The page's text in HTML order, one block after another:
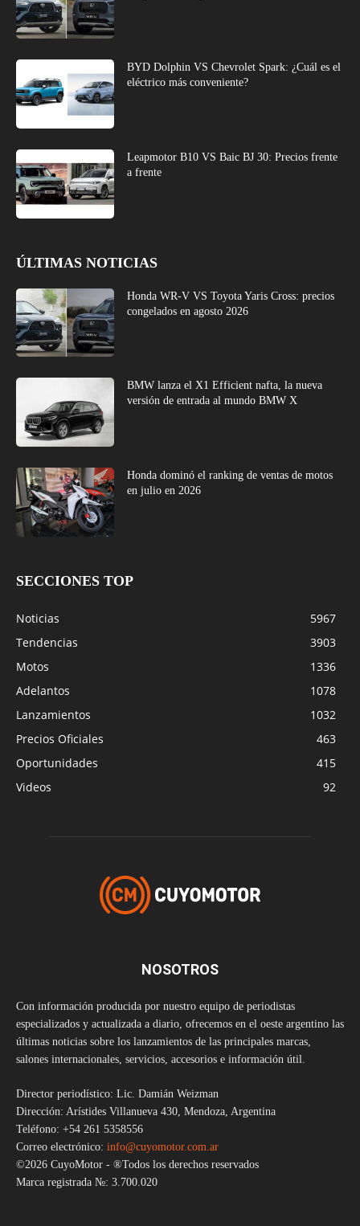
BYD Dolphin VS Chevrolet Spark: ¿Cuál es el
eléctrico más conveniente?
Leapmotor B10 VS Baic BJ 30: Precios frente
a frente
ÚLTIMAS NOTICIAS
Honda WR-V VS Toyota Yaris Cross: precios
congelados en agosto 2026
BMW lanza el X1 Efficient nafta, la nueva
versión de entrada al mundo BMW X
Honda dominó el ranking de ventas de motos
en julio en 2026
SECCIONES TOP
Noticias
5967
Tendencias
3903
Motos
1336
Adelantos
1078
Lanzamientos
1032
Precios Oficiales
463
Oportunidades
415
Videos
92
NOSOTROS
Con información producida por nuestro equipo de periodistas
especializados y actualizada a diario, ofrecemos en el oeste argentino las
últimas noticias sobre los lanzamientos de las principales marcas,
salones internacionales, servicios, accesorios e información útil.
Director periodístico: Lic. Damián Weizman
Dirección: Arístides Villanueva 430, Mendoza, Argentina
Teléfono: +54 261 5358556
Correo electrónico: info@cuyomotor.com.ar
©2026 CuyoMotor - ®Todos los derechos reservados
Marca registrada №: 3.700.020